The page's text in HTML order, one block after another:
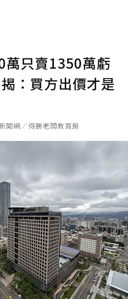
萬只賣1350萬虧
：買方出價才是
聞網／得勝老闆教買房